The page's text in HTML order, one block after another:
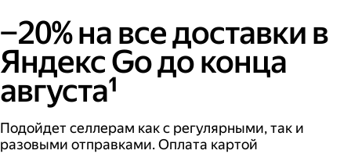
−20% на все доставки в
Яндекс Go до конца
августа¹
Подойдет селлерам как с регулярными, так и
разовыми отправками. Оплата картой